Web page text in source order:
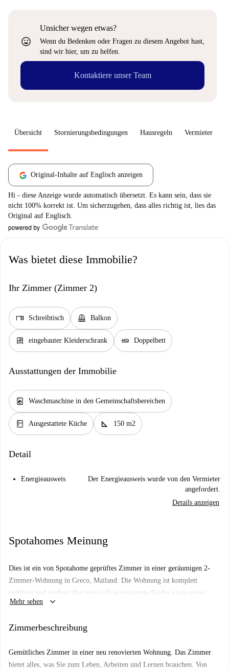
sentiment_very_satisfied
Unsicher wegen etwas?
Wenn du Bedenken oder Fragen zu diesem Angebot hast,
sind wir hier, um zu helfen.
Kontaktiere unser Team
Übersicht Stornierungsbedingungen Hausregeln Vermieter
Original-Inhalte auf Englisch anzeigen
Hi - diese Anzeige wurde automatisch übersetzt. Es kann sein, dass sie
nicht 100% korrekt ist. Um sicherzugehen, dass alles richtig ist, lies das
Original auf Englisch.
Was bietet diese Immobilie?
Ihr Zimmer (Zimmer 2)
desk Schreibtisch balcony Balkon
dresser eingebauter Kleiderschrank airline_seat_flat Doppelbett
Ausstattungen der Immobilie
local_laundry_service Waschmaschine in den Gemeinschaftsbereichen
kitchen Ausgestattete Küche square_foot 150 m2
Detail
Energieausweis
Der Energieausweis wurde von den Vermieter
angefordert.
Details anzeigen
Spotahomes Meinung
Dies ist ein von Spotahome geprüftes Zimmer in einer geräumigen 2-
Zimmer-Wohnung in Greco, Mailand. Die Wohnung ist komplett
möbliert und verfügt über eine voll ausgestattete Küche sowie einen
schönen Außenbereich. Sie bietet einen komfortablen Wohnraum für
Heizung und WLAN) sind inklusive, sodass Sie sich entspannt
und Rauchen gestattet ist. Übernachtungsgäste sind willkommen.
Mehr sehen keyboard_arrow_down
Zimmerbeschreibung
Gemütliches Zimmer in einer neu renovierten Wohnung. Das Zimmer
bietet alles, was Sie zum Leben, Arbeiten und Lernen brauchen. Von